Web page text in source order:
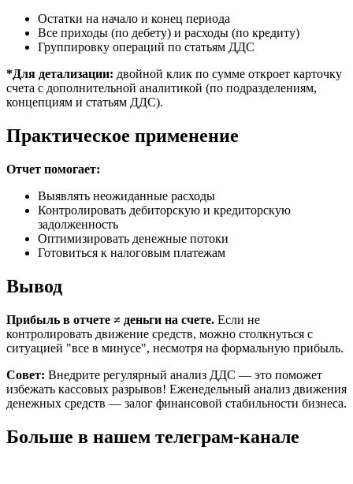
Остатки на начало и конец периода
Все приходы (по дебету) и расходы (по кредиту)
Группировку операций по статьям ДДС
*Для детализации: двойной клик по сумме откроет карточку
счета с дополнительной аналитикой (по подразделениям,
концепциям и статьям ДДС).
Практическое применение
Отчет помогает:
Выявлять неожиданные расходы
Контролировать дебиторскую и кредиторскую
задолженность
Оптимизировать денежные потоки
Готовиться к налоговым платежам
Вывод
Прибыль в отчете ≠ деньги на счете. Если не
контролировать движение средств, можно столкнуться с
ситуацией "все в минусе", несмотря на формальную прибыль.
Совет: Внедрите регулярный анализ ДДС — это поможет
избежать кассовых разрывов! Еженедельный анализ движения
денежных средств — залог финансовой стабильности бизнеса.
Больше в нашем телеграм-канале